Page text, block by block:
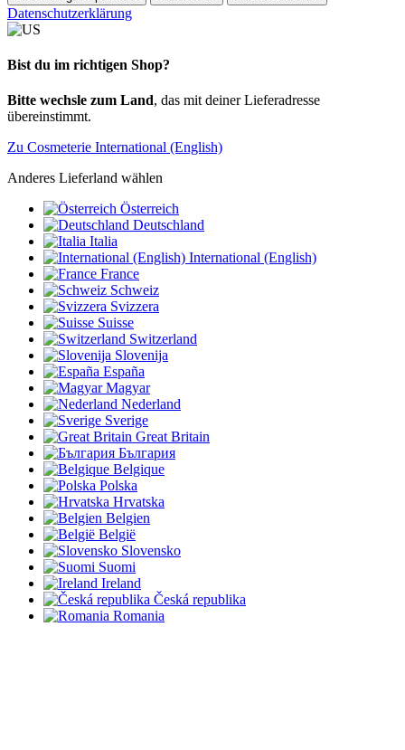
Datenschutzerklärung
Bist du im richtigen Shop?
Bitte wechsle zum Land, das mit deiner Lieferadresse
übereinstimmt.
Zu Cosmeterie International (English)
Anderes Lieferland wählen
Österreich
Deutschland
Italia
International (English)
France
Schweiz
Svizzera
Suisse
Switzerland
Slovenija
España
Magyar
Nederland
Sverige
Great Britain
България
Belgique
Polska
Hrvatska
Belgien
België
Slovensko
Suomi
Ireland
Česká republika
Romania